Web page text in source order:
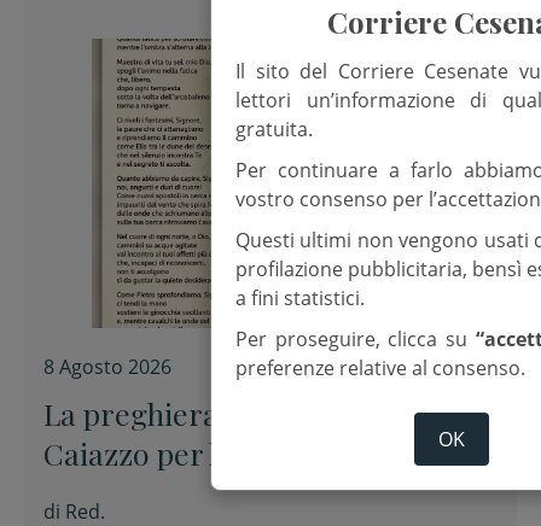
8 Agosto 2026
La preghiera dell’arcivescovo
Caiazzo per la XIX domenica del
Tempo ordinario
di Red.
Corriere
Il sito del Corriere Cesenate
lettori un’informazione di
gratuita.
Per continuare a farlo
vostro consenso per
Questi ultimi non vengono usati
profilazione pubblicitaria, bensì
a fini statistici.
Per proseguire, clicca su
preferenze relative al consenso.
OK